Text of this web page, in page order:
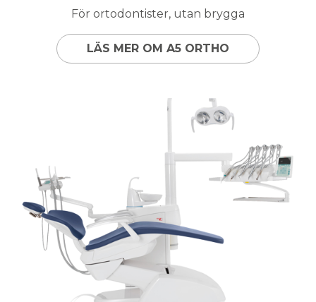
För ortodontister, utan brygga
LÄS MER OM A5 ORTHO